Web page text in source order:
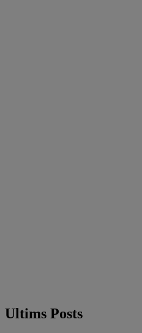
Ultims Posts